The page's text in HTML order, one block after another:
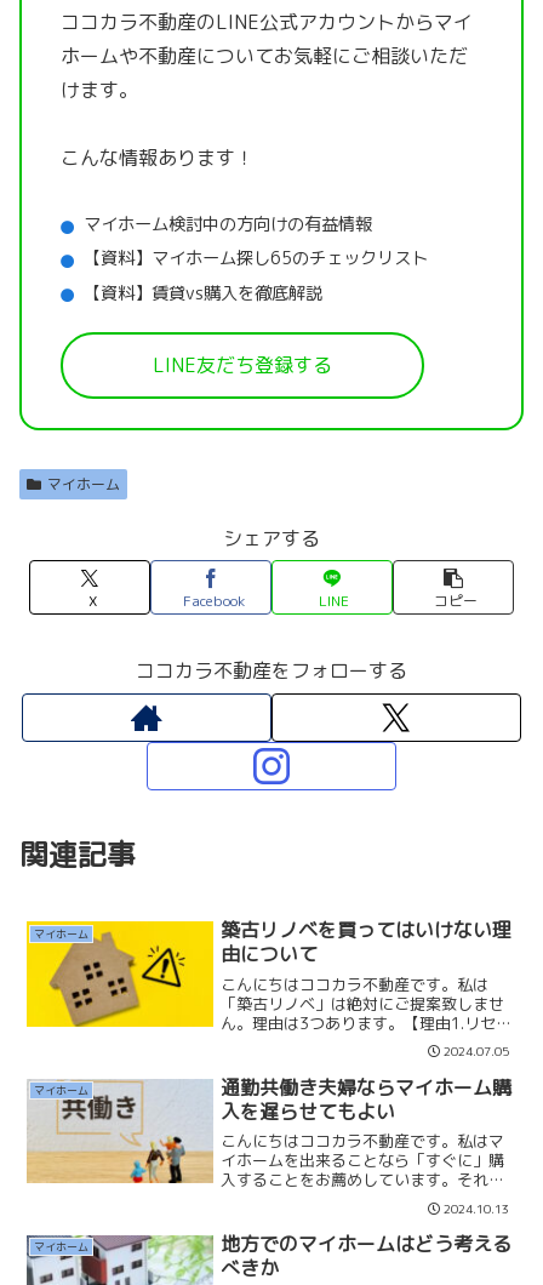
ココカラ不動産のLINE公式アカウントからマイ
ホームや不動産についてお気軽にご相談いただ
けます。
こんな情報あります！
マイホーム検討中の方向けの有益情報
【資料】マイホーム探し65のチェックリスト
【資料】賃貸vs購入を徹底解説
LINE友だち登録する
マイホーム
シェアする
X Facebook LINE コピー
ココカラ不動産をフォローする
関連記事
マイホーム
築古リノベを買ってはいけない理
由について
こんにちはココカラ不動産です。私は
「築古リノベ」は絶対にご提案致しませ
ん。理由は3つあります。【理由1.リセー
ルが難しい】築40年、50年の築古リノベ
を購入して、20年後の築60年、70年にな
ったときに売却できるかどうかわからな
いからです。...
2024.07.05
マイホーム
通勤共働き夫婦ならマイホーム購
入を遅らせてもよい
こんにちはココカラ不動産です。私はマ
イホームを出来ることなら「すぐに」購
入することをお薦めしています。それは
１日でも早く将来に備えることと、マイ
ホームの楽しさを早く味わって欲しいと
思っているからです。ただ、どうしても
難しい場合もあり、その状...
2024.10.13
マイホーム
地方でのマイホームはどう考える
べきか